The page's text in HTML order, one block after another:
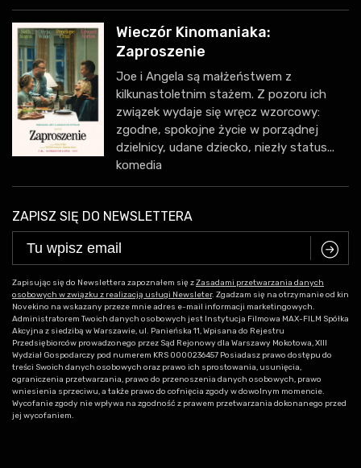
Wieczór Kinomaniaka:
Zaproszenie
Joe i Angela są małżeństwem z
kilkunastoletnim stażem. Z pozoru ich
związek wydaje się wręcz wzorcowy:
zgodne, spokojne życie w porządnej
dzielnicy, udane dziecko, niezły status...
komedia
ZAPISZ SIĘ DO NEWSLETTERA
C
Zapisując się do Newslettera zapoznałem się zZasadami przetwarzania danych
osobowych w związku z realizacją usługi Newsleter. Zgadzam się na otrzymanie od kin
Novekino na wskazany przeze mnie adres e-mail informacji marketingowych.
Administratorem Twoich danych osobowych jest Instytucja Filmowa MAX-FILM Spółka
Akcyjna z siedzibą w Warszawie, ul. Panieńska 11, Wpisana do Rejestru
Przedsiębiorców prowadzonego przez Sąd Rejonowy dla Warszawy Mokotowa, XIII
Wydział Gospodarczy pod numerem KRS 0000236457 Posiadasz prawo dostępu do
treści Swoich danych osobowych oraz prawo ich sprostowania, usunięcia,
ograniczenia przetwarzania, prawo do przenoszenia danych osobowych, prawo
wniesienia sprzeciwu, a także prawo do cofnięcia zgody w dowolnym momencie.
Wycofanie zgody nie wpływa na zgodność z prawem przetwarzania dokonanego przed
jej wycofaniem.